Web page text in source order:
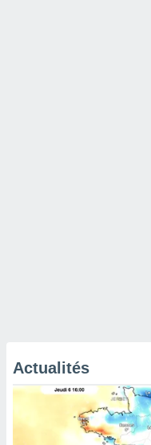
Actualités